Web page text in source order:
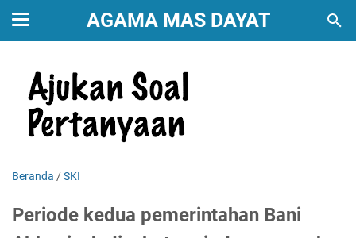
AGAMA MAS DAYAT
Beranda /SKI
Periode kedua pemerintahan Bani